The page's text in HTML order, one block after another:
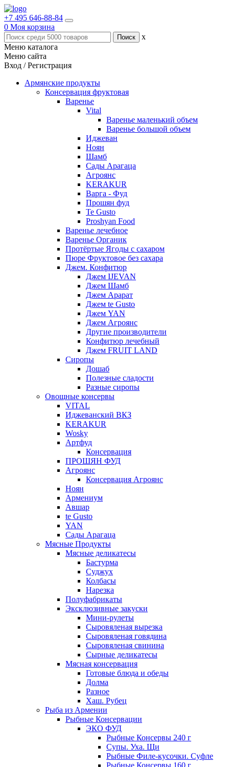
+7 495 646-88-84
0 Моя корзина
x
Меню каталога
Меню сайта
Вход / Регистрация
Армянские продукты
Консервация фруктовая
Варенье
Vital
Варенье маленький объем
Варенье большой объем
Иджеван
Ноян
Шамб
Сады Арагаца
Агроянс
KERAKUR
Варга - Фуд
Прошян фуд
Te Gusto
Proshyan Food
Варенье лечебное
Варенье Органик
Протёртые Ягоды с сахаром
Пюре Фруктовое без сахара
Джем. Конфитюр
Джем IJEVAN
Джем Шамб
Джем Арарат
Джем te Gusto
Джем YAN
Джем Агроянс
Другие производители
Конфитюр лечебный
Джем FRUIT LAND
Сиропы
Дошаб
Полезные сладости
Разные сиропы
Овощные консервы
VITAL
Иджеванский ВКЗ
KERAKUR
Wosky
Артфуд
Консервация
ПРОШЯН ФУД
Агроянс
Консервация Агроянс
Ноян
Армениум
Авшар
te Gusto
YAN
Сады Арагаца
Мясные Продукты
Мясные деликатесы
Бастурма
Суджух
Колбасы
Нарезка
Полуфабрикаты
Эксклюзивные закуски
Мини-рулеты
Сыровяленая вырезка
Сыровяленая говядина
Сыровяленая свинина
Сырные деликатесы
Мясная консервация
Готовые блюда и обеды
Долма
Разное
Хаш. Рубец
Рыба из Армении
Рыбные Консервации
ЭКО ФУД
Рыбные Консервы 240 г
Супы. Уха. Щи
Рыбные Филе-кусочки. Суфле
Рыбные Консервы 160 г